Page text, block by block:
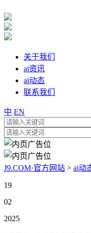
关于我们
ai资讯
ai动态
联系我们
中 EN
J9.COM·官方网站 > ai动
19
02
2025